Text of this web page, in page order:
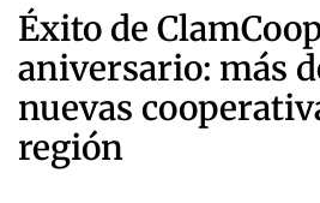
Éxito de
aniversario: más
nuevas
región